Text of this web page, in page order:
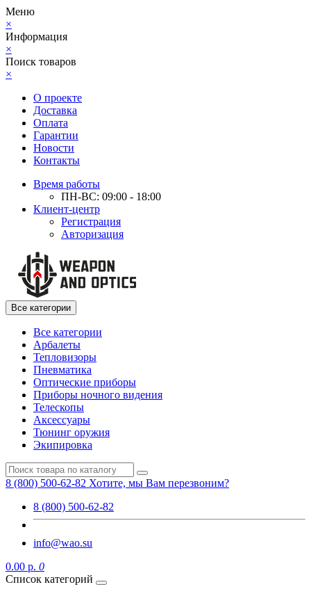
Меню
×
Информация
×
Поиск товаров
×
О проекте
Доставка
Оплата
Гарантии
Новости
Контакты
Время работы
ПН-ВС: 09:00 - 18:00
Клиент-центр
Регистрация
Авторизация
Все категории
Все категории
Арбалеты
Тепловизоры
Пневматика
Оптические приборы
Приборы ночного видения
Телескопы
Аксессуары
Тюнинг оружия
Экипировка
8 (800) 500-62-82 Хотите, мы Вам перезвоним?
8 (800) 500-62-82
info@wao.su
0.00 р. 0
Список категорий